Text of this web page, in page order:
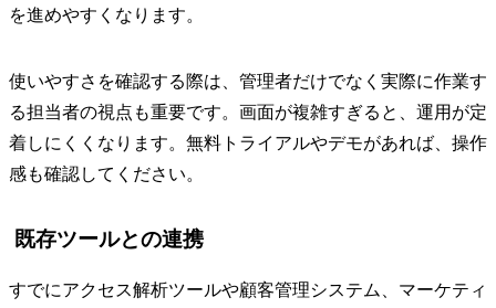
を進めやすくなります。
使いやすさを確認する際は、管理者だけでなく実際に作業す
る担当者の視点も重要です。画面が複雑すぎると、運用が定
着しにくくなります。無料トライアルやデモがあれば、操作
感も確認してください。
既存ツールとの連携
すでにアクセス解析ツールや顧客管理システム、マーケティ